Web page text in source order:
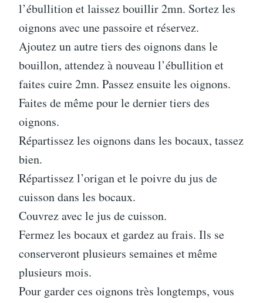
l’ébullition et laissez bouillir 2mn. Sortez les
oignons avec une passoire et réservez.
Ajoutez un autre tiers des oignons dans le
bouillon, attendez à nouveau l’ébullition et
faites cuire 2mn. Passez ensuite les oignons.
Faites de même pour le dernier tiers des
oignons.
Répartissez les oignons dans les bocaux, tassez
bien.
Répartissez l’origan et le poivre du jus de
cuisson dans les bocaux.
Couvrez avec le jus de cuisson.
Fermez les bocaux et gardez au frais. Ils se
conserveront plusieurs semaines et même
plusieurs mois.
Pour garder ces oignons très longtemps, vous